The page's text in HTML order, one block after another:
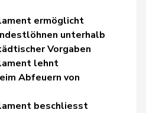
ermöglicht
unterhalb
Vorgaben
lehnt
Abfeuern von
beschliesst